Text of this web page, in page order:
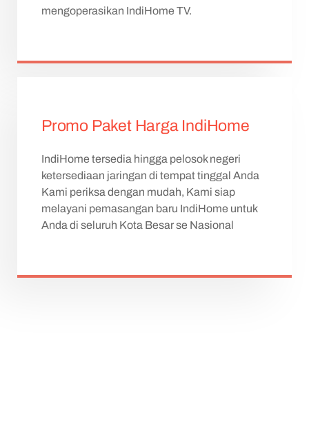
mengoperasikan IndiHome TV.
Promo Paket Harga IndiHome
IndiHome tersedia hingga pelosok negeri
ketersediaan jaringan di tempat tinggal Anda
Kami periksa dengan mudah, Kami siap
melayani pemasangan baru IndiHome untuk
Anda di seluruh Kota Besar se Nasional